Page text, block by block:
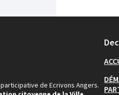
de Ecrivons Angers.